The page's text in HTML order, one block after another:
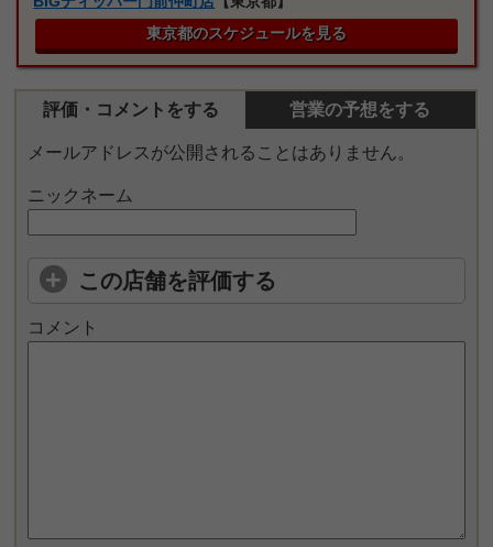
東京都のスケジュールを見る
評価・コメントをする 営業の予想をする
メールアドレスが公開されることはありません。
ニックネーム
この店舗を評価する
コメント